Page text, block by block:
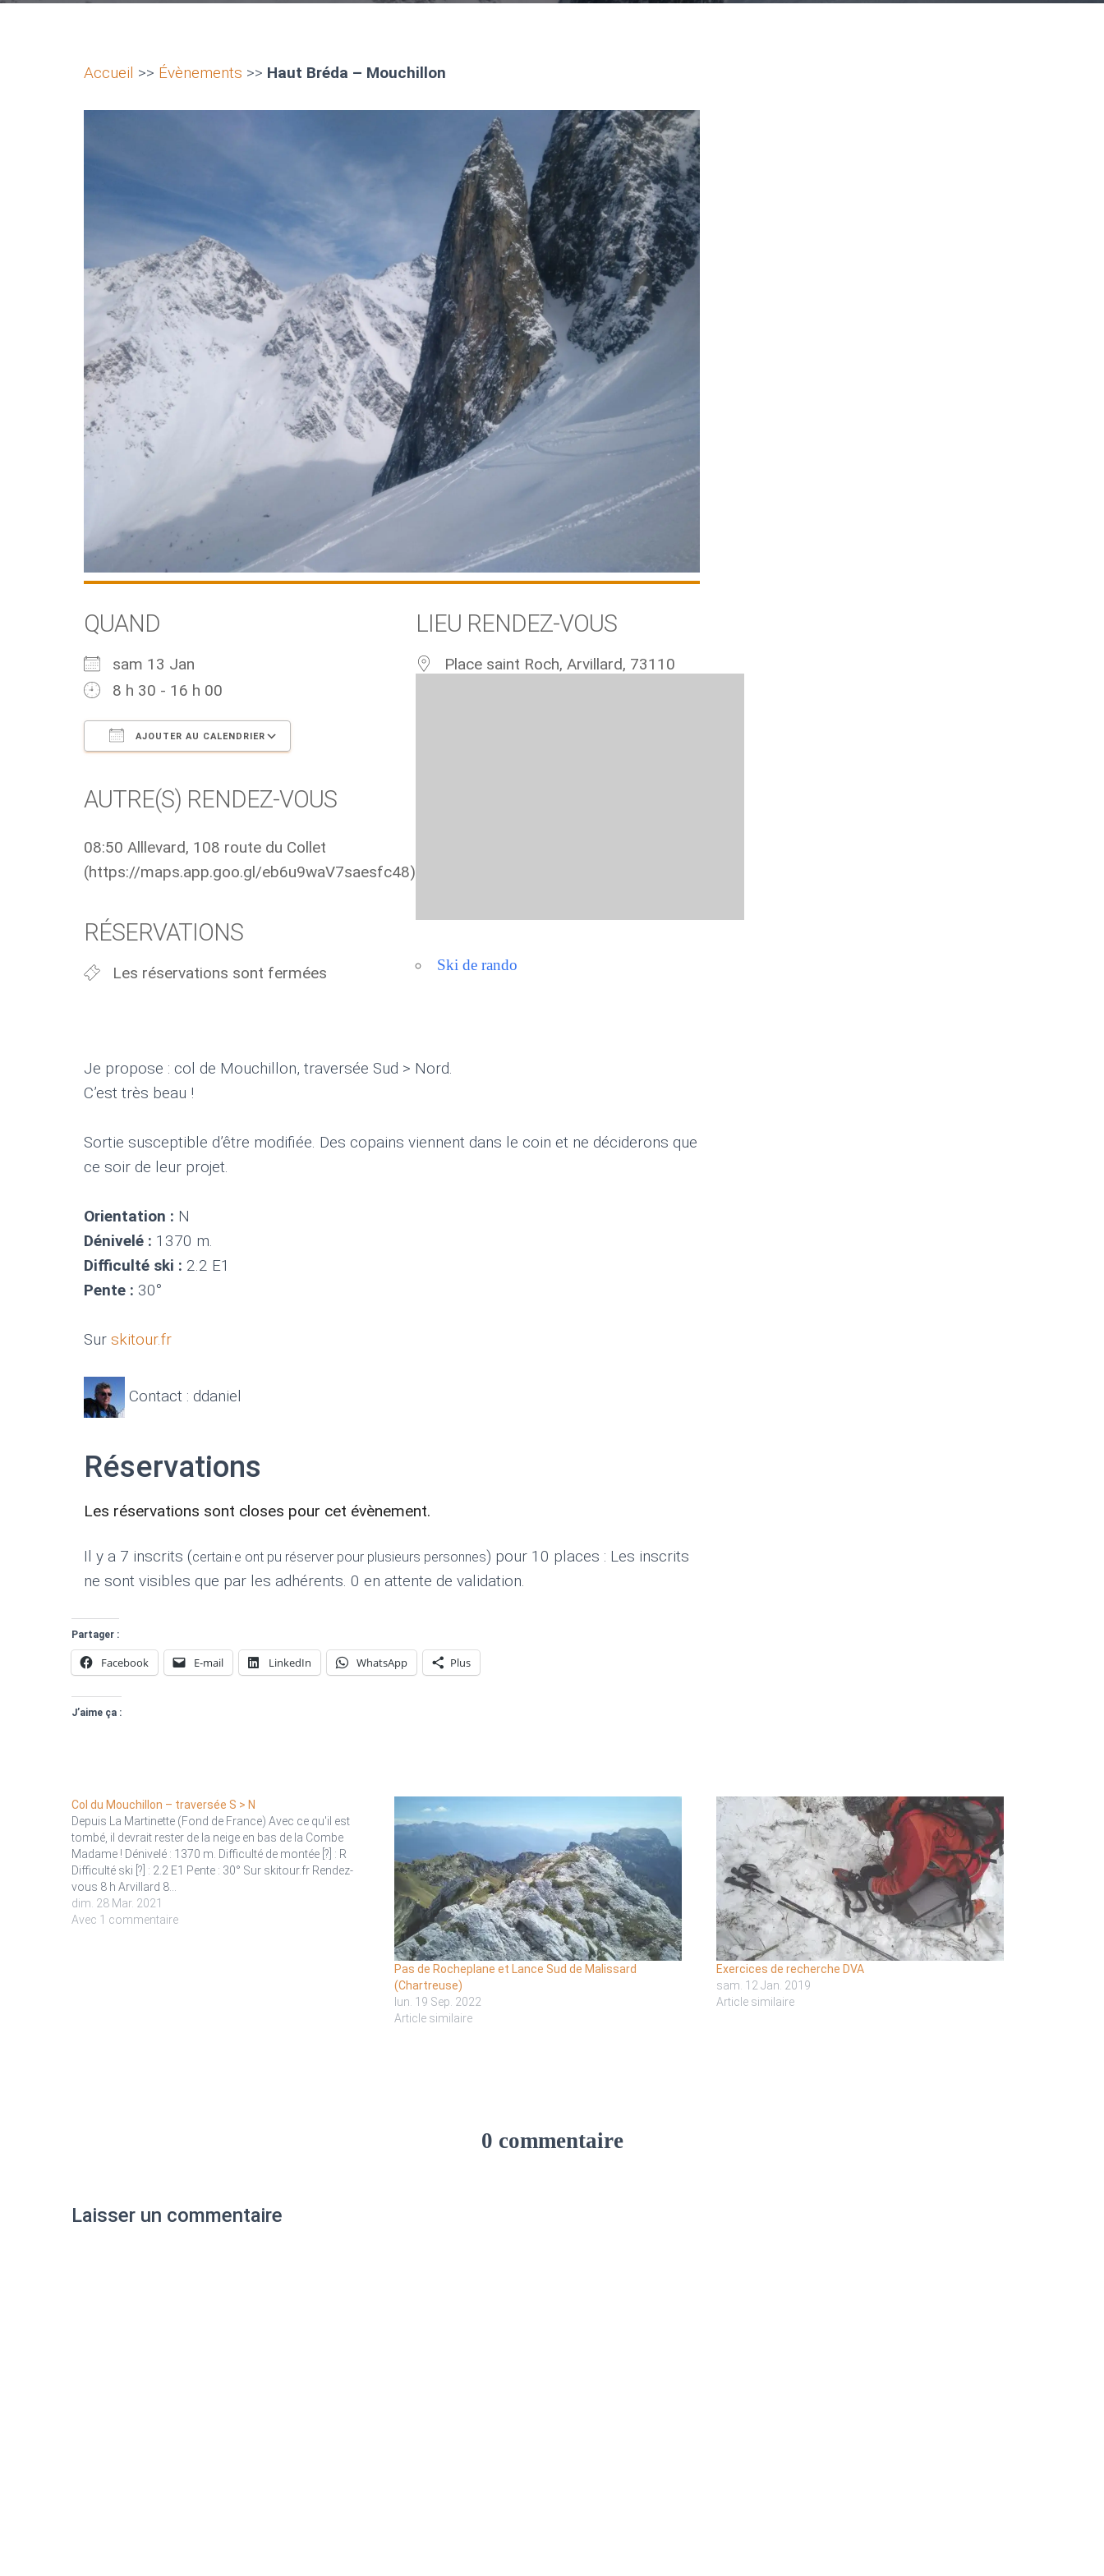
Accueil >> Évènements >> Haut Bréda – Mouchillon
QUAND
sam 13 Jan
8 h 30 - 16 h 00
AJOUTER AU CALENDRIER
AUTRE(S) RENDEZ-VOUS
08:50 Alllevard, 108 route du Collet
(https://maps.app.goo.gl/eb6u9waV7saesfc48)
RÉSERVATIONS
Les réservations sont fermées
LIEU RENDEZ-VOUS
Place saint Roch, Arvillard, 73110
Ski de rando
Je propose : col de Mouchillon, traversée Sud > Nord.
C’est très beau !
Sortie susceptible d’être modifiée. Des copains viennent dans le coin et ne déciderons que
ce soir de leur projet.
Orientation : N
Dénivelé : 1370 m.
Difficulté ski : 2.2 E1
Pente : 30°
Sur skitour.fr
Contact : ddaniel
Réservations
Les réservations sont closes pour cet évènement.
Il y a 7 inscrits (certain·e ont pu réserver pour plusieurs personnes) pour 10 places : Les inscrits
ne sont visibles que par les adhérents. 0 en attente de validation.
Partager :
Facebook E-mail LinkedIn WhatsApp Plus
J’aime ça :
Col du Mouchillon – traversée S > N
Depuis La Martinette (Fond de France) Avec ce qu'il est
tombé, il devrait rester de la neige en bas de la Combe
Madame ! Dénivelé : 1370 m. Difficulté de montée [?] : R
Difficulté ski [?] : 2.2 E1 Pente : 30° Sur skitour.fr Rendez-
vous 8 h Arvillard 8…
dim. 28 Mar. 2021
Avec 1 commentaire
Pas de Rocheplane et Lance Sud de Malissard
(Chartreuse)
lun. 19 Sep. 2022
Article similaire
Exercices de recherche DVA
sam. 12 Jan. 2019
Article similaire
0 commentaire
Laisser un commentaire